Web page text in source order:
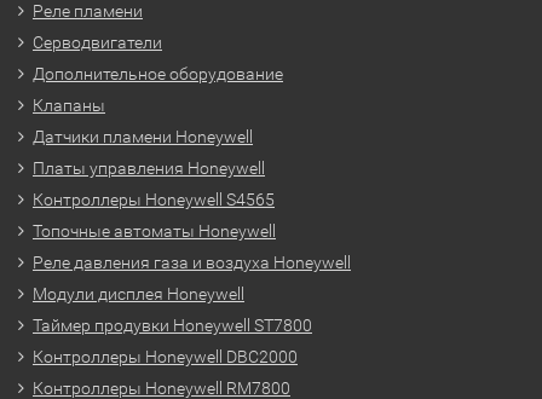
Реле пламени
Серводвигатели
Дополнительное оборудование
Клапаны
Датчики пламени Honeywell
Платы управления Honeywell
Контроллеры Honeywell S4565
Топочные автоматы Honeywell
Реле давления газа и воздуха Honeywell
Модули дисплея Honeywell
Таймер продувки Honeywell ST7800
Контроллеры Honeywell DBC2000
Контроллеры Honeywell RM7800